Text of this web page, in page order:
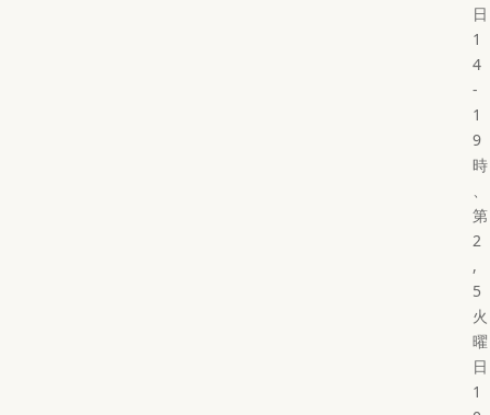
日
1
4
-
1
9
時
、
第
2
,
5
火
曜
日
1